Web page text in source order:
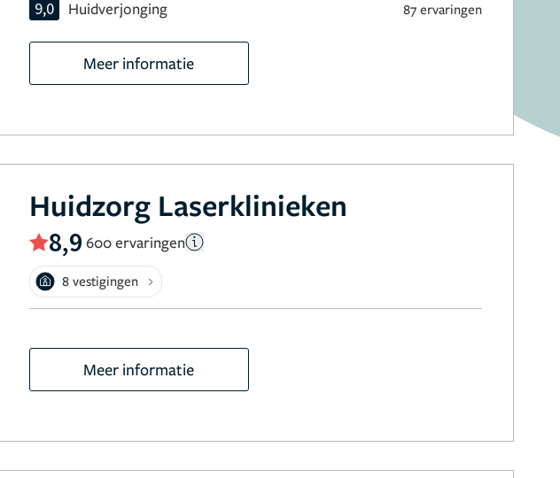
9,0 Huidverjonging 87 ervaringen
Meer informatie
Huidzorg Laserklinieken
8,9 600 ervaringen
8 vestigingen
Meer informatie